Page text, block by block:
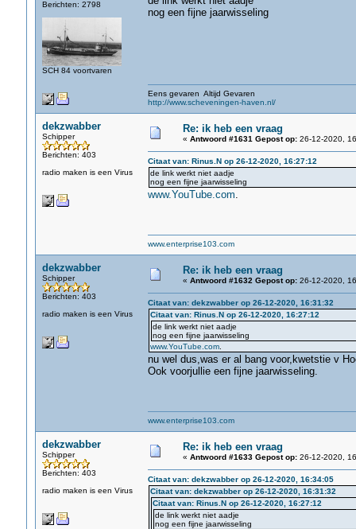
Berichten: 2798
SCH 84 voortvaren
nog een fijne jaarwisseling
Eens gevaren Altijd Gevaren
http://www.scheveningen-haven.nl/
dekzwabber
Schipper
Berichten: 403
radio maken is een Virus
Re: ik heb een vraag
« Antwoord #1631 Gepost op:26-12-2020,
Citaat van: Rinus.N op 26-12-2020, 16:27:12
de link werkt niet aadje
nog een fijne jaarwisseling
www.YouTube.com.
www.enterprise103.com
dekzwabber
Schipper
Berichten: 403
radio maken is een Virus
Re: ik heb een vraag
« Antwoord #1632 Gepost op:26-12-2020,
Citaat van: dekzwabber op 26-12-2020, 16:31:32
Citaat van: Rinus.N op 26-12-2020, 16:27:12
de link werkt niet aadje
nog een fijne jaarwisseling
www.YouTube.com.
nu wel dus,was er al bang voor,kwetstie v
Ook voorjullie een fijne jaarwisseling.
www.enterprise103.com
dekzwabber
Schipper
Berichten: 403
radio maken is een Virus
Re: ik heb een vraag
« Antwoord #1633 Gepost op:26-12-2020,
Citaat van: dekzwabber op 26-12-2020, 16:34:05
Citaat van: dekzwabber op 26-12-2020, 16:31:32
Citaat van: Rinus.N op 26-12-2020, 16:27:12
de link werkt niet aadje
nog een fijne jaarwisseling